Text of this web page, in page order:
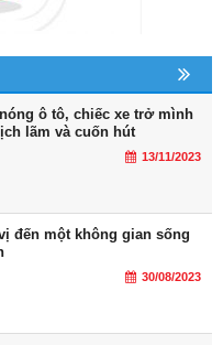
ô tô, chiếc xe trở mình
lãm và cuốn hút
13/11/2023
đến một không gian sống
30/08/2023